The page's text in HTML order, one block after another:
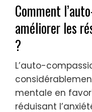
Comment
améliorer les
?
L’auto-
mentale en
réduisant